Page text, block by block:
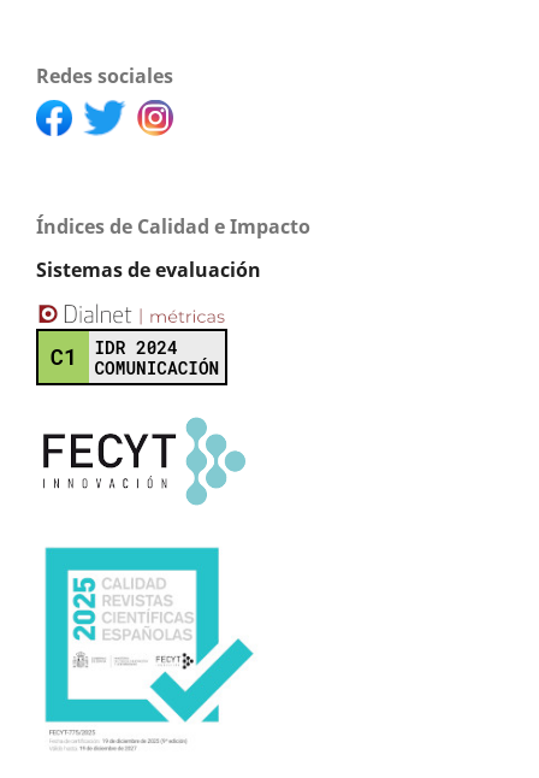
Redes sociales
Índices de Calidad e Impacto
Sistemas de evaluación